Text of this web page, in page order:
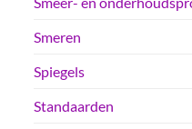
Smeren
Spiegels
Standaarden